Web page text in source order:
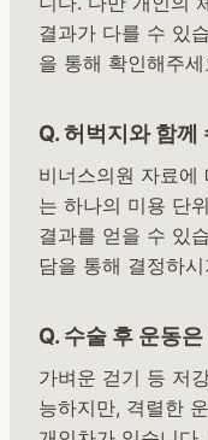
결과가 다를 수 있
을 통해 확인해주세
Q. 허벅지와 함께
비너스의원 자료에
는 하나의 미용 단
결과를 얻을 수 있
담을 통해 결정하
Q. 수술 후 운동
가벼운 걷기 등 저
능하지만, 격렬한